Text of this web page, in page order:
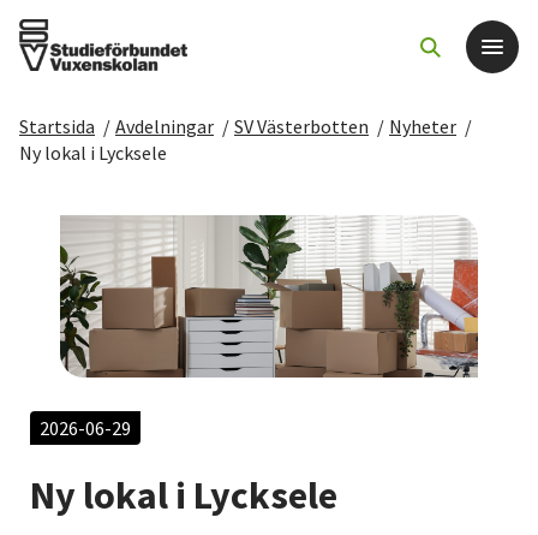
Det här gör vi
För dig som
Sök kurser och evenemang
Om SV
Starta studiecirkel
Cirkelledare
Startsida / Avdelningar / SV Västerbotten / Nyheter /
Ny lokal i Lycksele
2026-06-29
Ny lokal i Lycksele